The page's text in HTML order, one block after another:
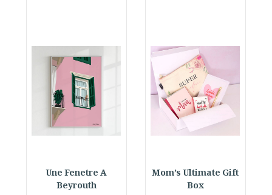
Mom’s Ultimate Gift
Box
Une Fenetre A
Beyrouth